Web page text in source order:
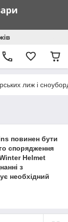
лиж і
повинен бути
спорядження
Helmet
з
необхідний
Stealth
профіль